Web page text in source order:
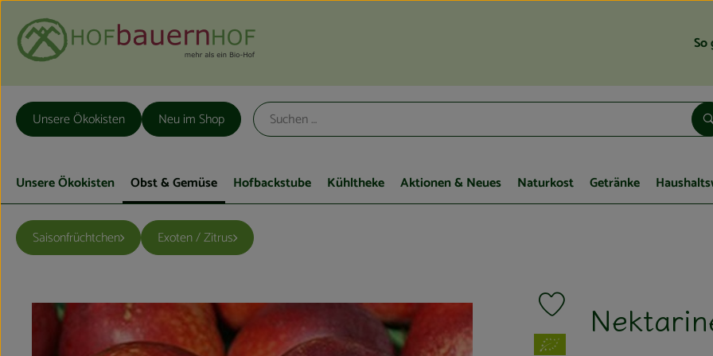
So
Unsere Ökokisten Neu im Shop
Unsere Ökokisten Obst & Gemüse Hofbackstube Kühltheke Aktionen & Neues Naturkost Getränke
Saisonfrüchtchen Exoten / Zitrus
Produkt zu Favouriten hinzufügen
, Verband: